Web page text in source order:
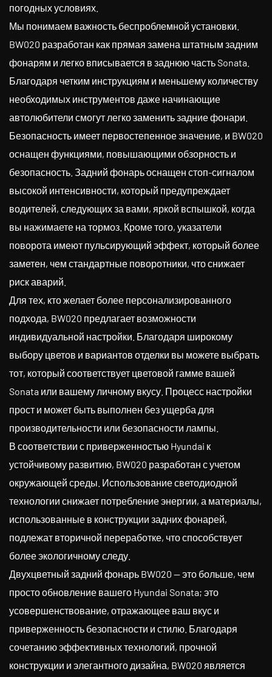
погодных условиях.
Мы понимаем важность беспроблемной установки.
BW020 разработан как прямая замена штатным задним
фонарям и легко вписывается в заднюю часть Sonata.
Благодаря четким инструкциям и меньшему количеству
необходимых инструментов даже начинающие
автолюбители смогут легко заменить задние фонари.
Безопасность имеет первостепенное значение, и BW020
оснащен функциями, повышающими обзорность и
безопасность. Задний фонарь оснащен стоп-сигналом
высокой интенсивности, который предупреждает
водителей, следующих за вами, яркой вспышкой, когда
вы нажимаете на тормоз. Кроме того, указатели
поворота имеют пульсирующий эффект, который более
заметен, чем стандартные поворотники, что снижает
риск аварий.
Для тех, кто желает более персонализированного
подхода, BW020 предлагает возможности
индивидуальной настройки. Благодаря широкому
выбору цветов и вариантов отделки вы можете выбрать
тот, который соответствует цветовой гамме вашей
Sonata или вашему личному вкусу. Процесс настройки
прост и может быть выполнен без ущерба для
производительности или безопасности лампы.
В соответствии с приверженностью Hyundai к
устойчивому развитию, BW020 разработан с учетом
окружающей среды. Использование светодиодной
технологии снижает потребление энергии, а материалы,
использованные в конструкции задних фонарей,
подлежат вторичной переработке, что способствует
более экологичному следу.
Двухцветный задний фонарь BW020 — это больше, чем
просто обновление вашего Hyundai Sonata; это
усовершенствование, отражающее ваш вкус и
приверженность безопасности и стилю. Благодаря
сочетанию эффективных технологий, прочной
конструкции и элегантного дизайна, BW020 является